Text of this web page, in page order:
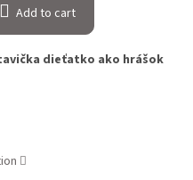
Add to cart
dieťatko ako hrášok